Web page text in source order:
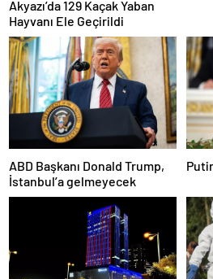
Akyazı’da 129 Kaçak Yaban
Hayvanı Ele Geçirildi
ABD Başkanı Donald Trump,
İstanbul’a gelmeyecek